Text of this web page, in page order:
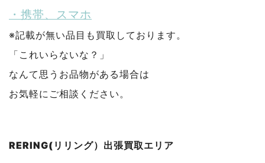
・携帯、スマホ
※記載が無い品目も買取しております。
「これいらないな？」
なんて思うお品物がある場合は
お気軽にご相談ください。
RERING(リリング）出張買取エリア